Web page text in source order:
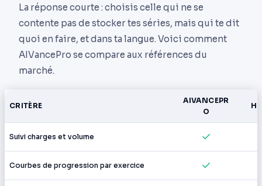
La réponse courte : choisis celle qui ne se
contente pas de stocker tes séries, mais qui te dit
quoi en faire, et dans ta langue. Voici comment
AIVancePro se compare aux références du
marché.
CRITÈRE
AIVANCEPR
O
Suivi charges et volume ✓
Courbes de progression par exercice ✓